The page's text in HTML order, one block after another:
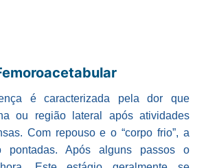
é caracterizada pela dor que
ou região lateral após atividades
Com repouso e o “corpo frio”, a
pontadas. Após alguns passos o